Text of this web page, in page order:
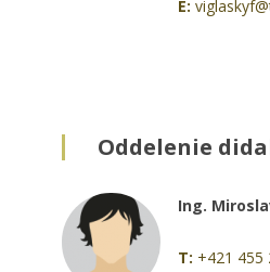
E:
Oddelenie
Ing.
T: +421 455